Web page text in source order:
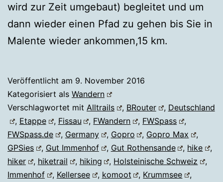
wird zur Zeit umgebaut) begleitet und um
dann wieder einen Pfad zu gehen bis Sie in
Malente wieder ankommen,15 km.
Veröffentlicht am 9. November 2016
Kategorisiert als Wandern
Verschlagwortet mit Alltrails , BRouter , Deutschland
, Etappe , Fissau , FWandern , FWSpass
,
FWSpass.de
, Germany , Gopro , Gopro Max
,
GPSies
, Gut Immenhof , Gut Rothensande , hike
,
hiker
, hiketrail , hiking , Holsteinische Schweiz
,
Immenhof
, Kellersee , komoot , Krummsee
,